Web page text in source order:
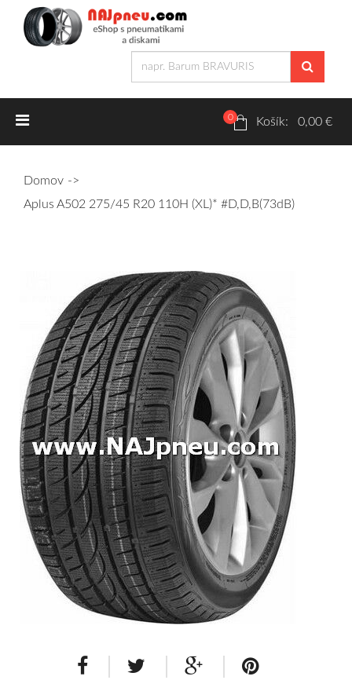
Letné pneumatiky
Osobné/crossover + malé úžitkové
SUV/crossover + OFFRoad-ové
Dodávkové + malé úžitkové
Celoročné pneumatiky
Osobné/crossover + malé úžitkové
SUV/crossover + OFFRoad-ové
Dodávkové + malé úžitkové
Disky
Hliníkové / ALU disky / Elektróny
0 Košík: 0,00 €
Domov
Aplus A502 275/45 R20 110H (XL)* #D,D,B(73dB)